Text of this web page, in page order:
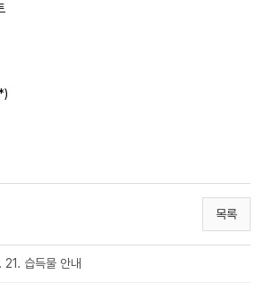
목록
습득물 안내